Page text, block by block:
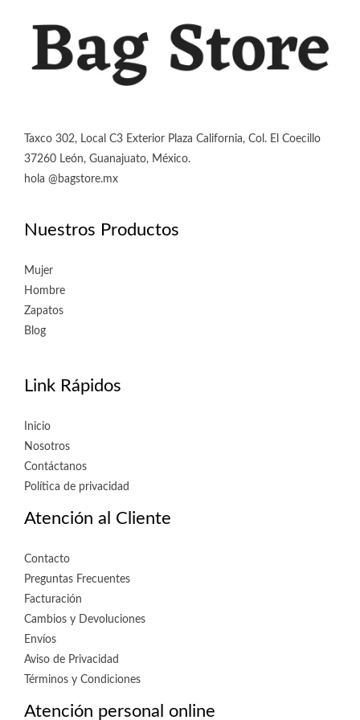
Taxco 302, Local C3 Exterior Plaza California, Col. El Coecillo
37260 León, Guanajuato, México.
hola @bagstore.mx
Nuestros Productos
Mujer
Hombre
Zapatos
Blog
Link Rápidos
Inicio
Nosotros
Contáctanos
Política de privacidad
Atención al Cliente
Contacto
Preguntas Frecuentes
Facturación
Cambios y Devoluciones
Envíos
Aviso de Privacidad
Términos y Condiciones
Atención personal online